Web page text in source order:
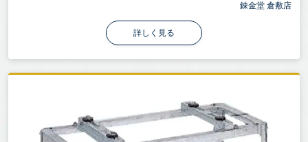
錬金堂 倉敷店
詳しく見る